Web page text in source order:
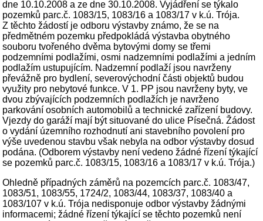
dne 10.10.2008 a ze dne 30.10.2008. Vyjádření se týkalo
pozemků parc.č. 1083/15, 1083/16 a 1083/17 v k.ú. Trója.
Z těchto žádostí je odboru výstavby známo, že se na
předmětném pozemku předpokládá výstavba obytného
souboru tvořeného dvěma bytovými domy se třemi
podzemními podlažími, osmi nadzemními podlažími a jedním
podlažím ustupujícím. Nadzemní podlaží jsou navrženy
převážně pro bydlení, severovýchodní části objektů budou
využity pro nebytové funkce. V 1. PP jsou navrženy byty, ve
dvou zbývajících podzemních podlažích je navrženo
parkování osobních automobilů a technické zařízení budovy.
Vjezdy do garáží mají být situované do ulice Písečná. Žádost
o vydání územního rozhodnutí ani stavebního povolení pro
výše uvedenou stavbu však nebyla na odbor výstavby dosud
podána. (Odborem výstavby není vedeno žádné řízení týkající
se pozemků parc.č. 1083/15, 1083/16 a 1083/17 v k.ú. Trója.)
Ohledně případných záměrů na pozemcích parc.č. 1083/47,
1083/51, 1083/55, 1724/2, 1083/44, 1083/37, 1083/40 a
1083/107 v k.ú. Trója nedisponuje odbor výstavby žádnými
informacemi; žádné řízení týkající se těchto pozemků není